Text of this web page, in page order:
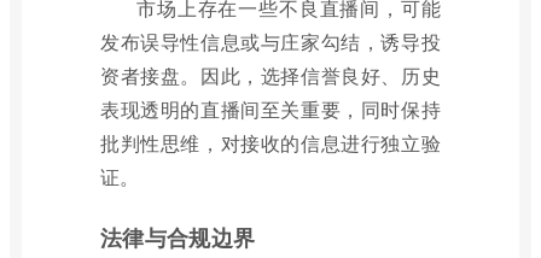
市场上存在一些不良直播间，可能
发布误导性信息或与庄家勾结，诱导投
资者接盘。因此，选择信誉良好、历史
表现透明的直播间至关重要，同时保持
批判性思维，对接收的信息进行独立验
证。
法律与合规边界